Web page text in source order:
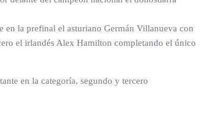
en la prefinal el asturiano Germán Villanueva con
el irlandés Alex Hamilton completando el único
en la categoría, segundo y tercero